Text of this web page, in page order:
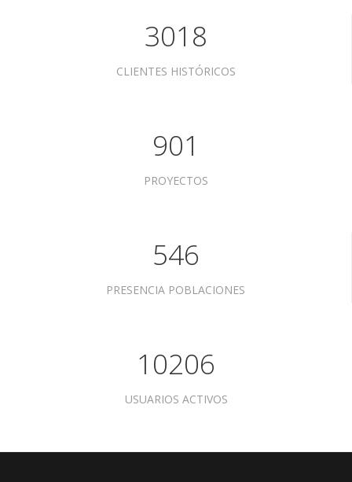
3018
CLIENTES HISTÓRICOS
901
PROYECTOS
546
PRESENCIA POBLACIONES
10206
USUARIOS ACTIVOS